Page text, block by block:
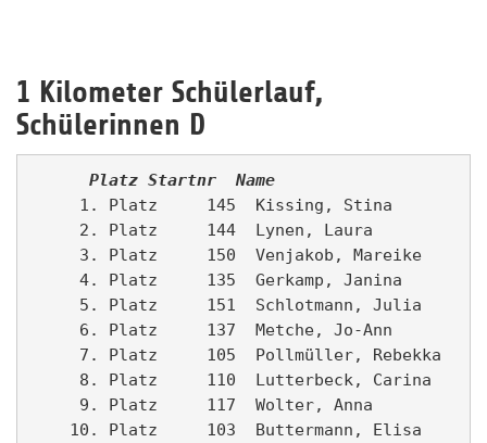
1 Kilometer Schülerlauf,
Schülerinnen D
      Platz
Startnr Name
1. Platz     145  Kissing, Stina
2. Platz     144  Lynen, Laura
3. Platz     150  Venjakob, Mareike
4. Platz     135  Gerkamp, Janina
5. Platz     151  Schlotmann, Julia
6. Platz     137  Metche, Jo-Ann
7. Platz     105  Pollmüller, Rebekka
8. Platz     110  Lutterbeck, Carina
9. Platz     117  Wolter, Anna
10. Platz     103  Buttermann, Elisa